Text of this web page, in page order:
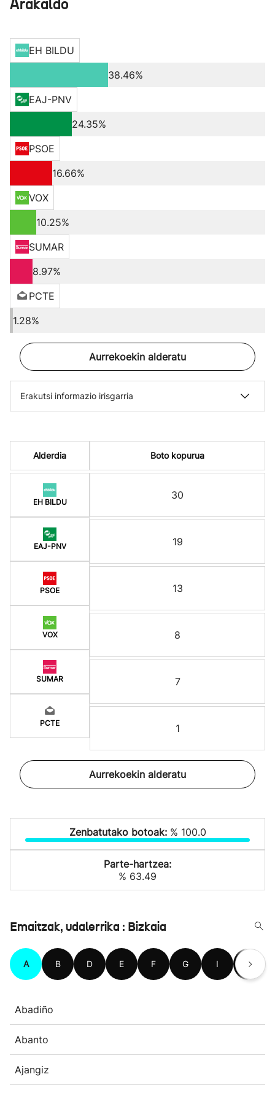
Arakaldo
EH BILDU
38.46%
EAJ-PNV
24.35%
PSOE
16.66%
VOX
10.25%
SUMAR
8.97%
PCTE
1.28%
Aurrekoekin alderatu
Erakutsi informazio irisgarria
Alderdia
EH BILDU
EAJ-PNV
PSOE
VOX
SUMAR
PCTE
Boto kopurua
30
19
13
8
7
1
Aurrekoekin alderatu
Zenbatutako botoak: % 100.0
Parte-hartzea:
% 63.49
Emaitzak, udalerrika : Bizkaia
A B D E F G I J
Abadiño
Abanto
Ajangiz